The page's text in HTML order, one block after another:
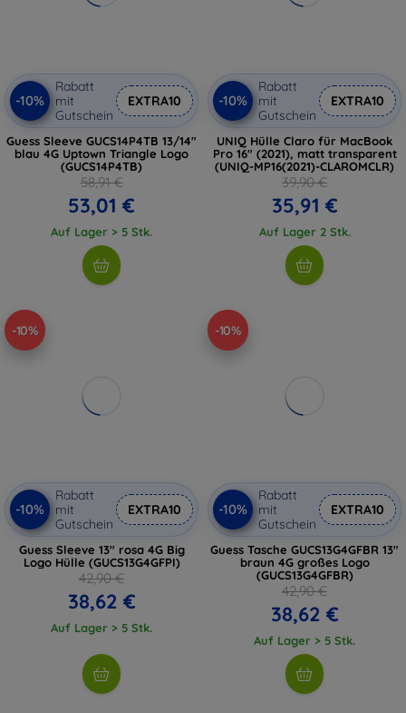
-10%
Rabatt
mit
Gutschein
EXTRA10
Guess Sleeve GUCS14P4TB 13/14"
blau 4G Uptown Triangle Logo
(GUCS14P4TB)
58,91 €
53,01 €
Auf Lager > 5 Stk.
-10%
Rabatt
mit
Gutschein
EXTRA10
UNIQ Hülle Claro für MacBook
Pro 16" (2021), matt transparent
(UNIQ-MP16(2021)-CLAROMCLR)
39,90 €
35,91 €
Auf Lager 2 Stk.
-10%
-10%
Rabatt
mit
Gutschein
EXTRA10
Guess Sleeve 13" rosa 4G Big
Logo Hülle (GUCS13G4GFPI)
42,90 €
38,62 €
Auf Lager > 5 Stk.
-10%
-10%
Rabatt
mit
Gutschein
EXTRA10
Guess Tasche GUCS13G4GFBR 13"
braun 4G großes Logo
(GUCS13G4GFBR)
42,90 €
38,62 €
Auf Lager > 5 Stk.